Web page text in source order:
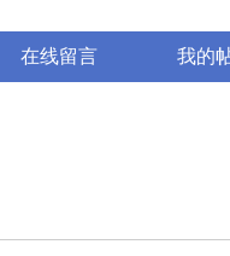
在线留言 我的